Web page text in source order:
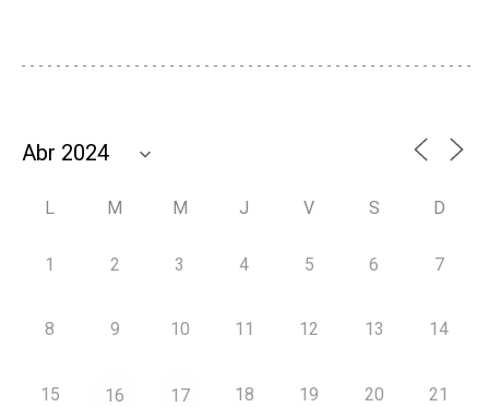
L M M J V S D
1 2 3 4 5 6 7
8 9 10 11 12 13 14
15 16 17 18 19 20 21